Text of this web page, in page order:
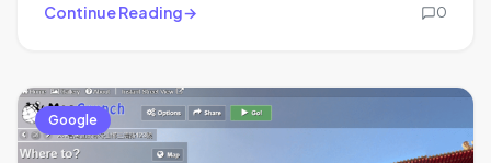
Continue Reading 0
Google